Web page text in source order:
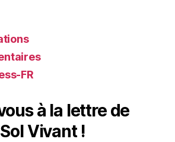
FR
à la lettre de
Vivant !